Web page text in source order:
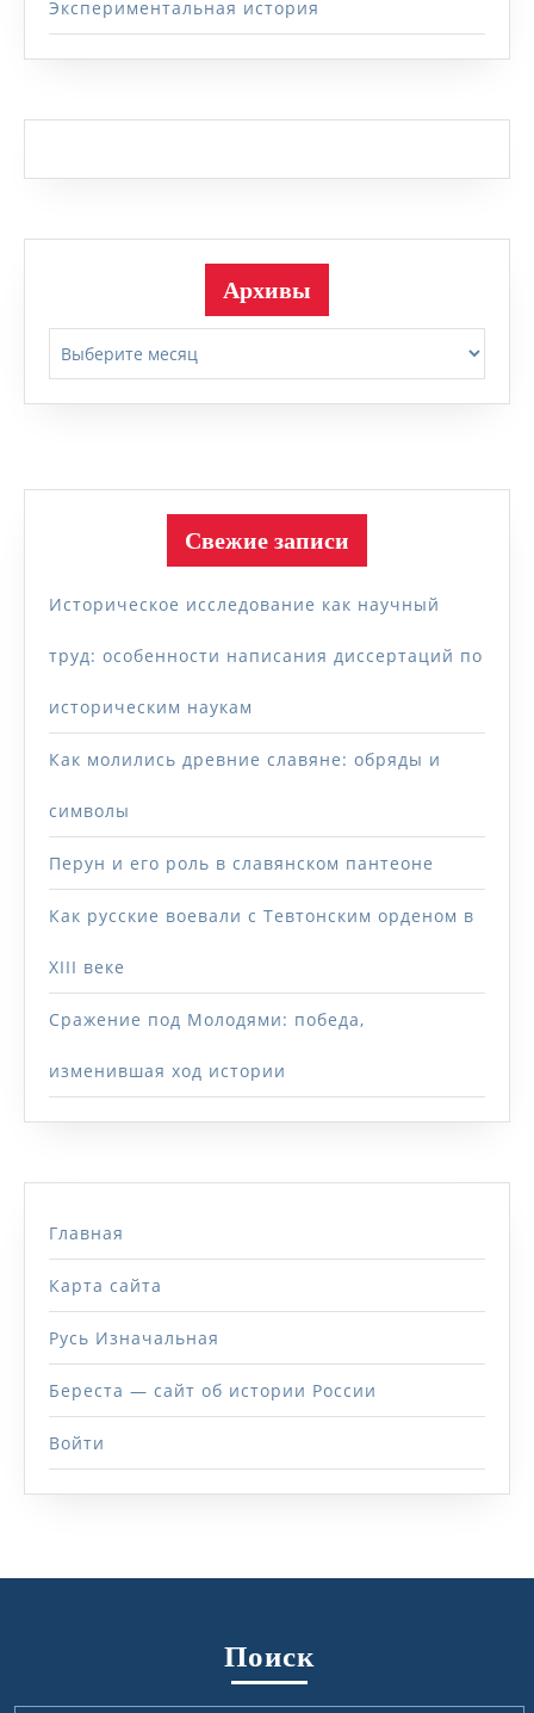
Экспериментальная история
Архивы
Свежие записи
Историческое исследование как научный
труд: особенности написания диссертаций по
историческим наукам
Как молились древние славяне: обряды и
символы
Перун и его роль в славянском пантеоне
Как русские воевали с Тевтонским орденом в
XIII веке
Сражение под Молодями: победа,
изменившая ход истории
Главная
Карта сайта
Русь Изначальная
Береста — сайт об истории России
Войти
Поиск